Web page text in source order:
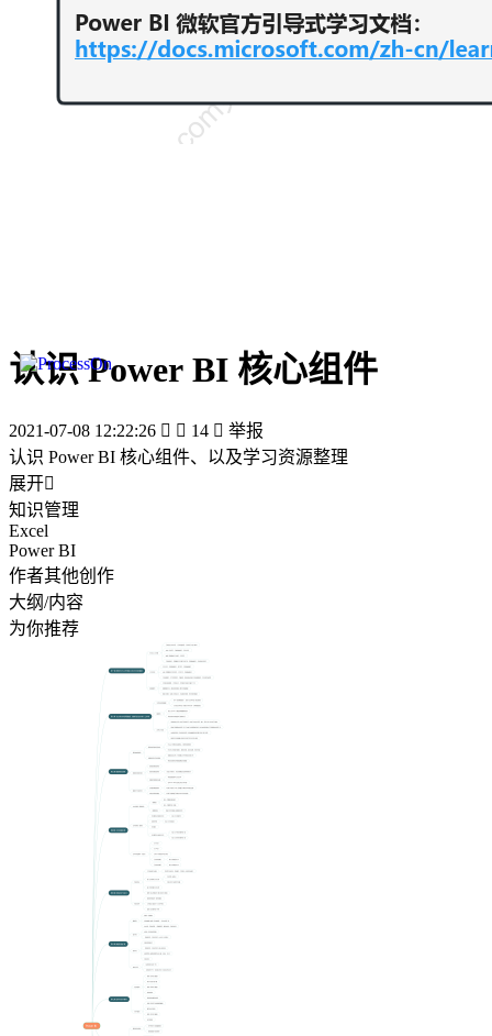
认识 Power BI 核心组件
2021-07-08 12:22:26   14  举报
认识 Power BI 核心组件、以及学习资源整理
展开
知识管理
Excel
Power BI
作者其他创作
大纲/内容
为你推荐